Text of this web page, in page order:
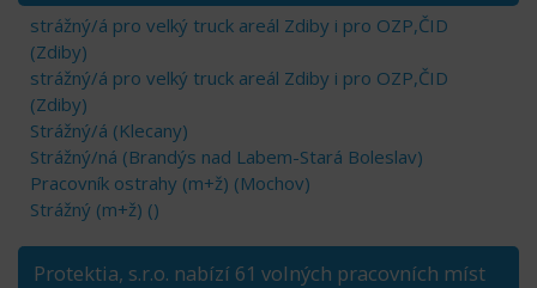
strážný/á pro velký truck areál Zdiby i pro OZP,ČID
(Zdiby)
strážný/á pro velký truck areál Zdiby i pro OZP,ČID
(Zdiby)
Strážný/á (Klecany)
Strážný/ná (Brandýs nad Labem-Stará Boleslav)
Pracovník ostrahy (m+ž) (Mochov)
Strážný (m+ž) ()
Protektia, s.r.o. nabízí 61 volných pracovních míst